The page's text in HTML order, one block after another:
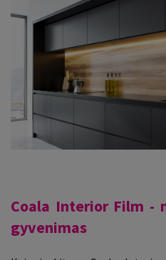
Coala Interior Film -
gyvenimas